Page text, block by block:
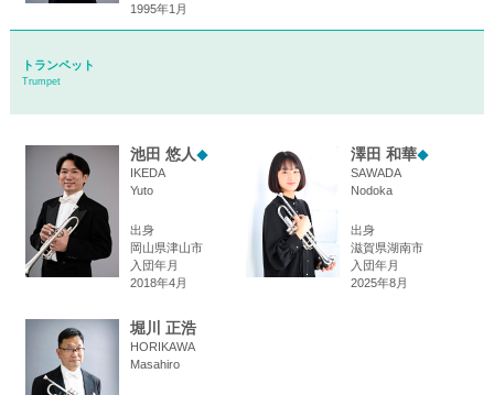
1995年1月
トランペット
Trumpet
池田 悠人◆
IKEDA
Yuto
出身
岡山県津山市
入団年月
2018年4月
澤田 和華◆
SAWADA
Nodoka
出身
滋賀県湖南市
入団年月
2025年8月
堀川 正浩
HORIKAWA
Masahiro